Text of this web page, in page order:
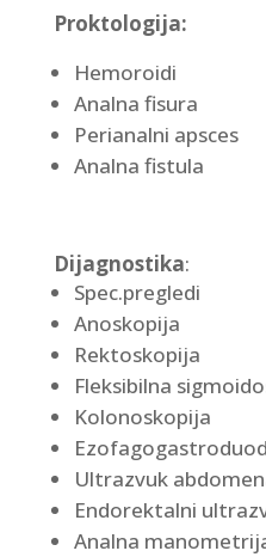
Proktologija:
Hemoroidi
Analna fisura
Perianalni apsces
Analna fistula
Dijagnostika:
Spec.pregledi
Anoskopija
Rektoskopija
Fleksibilna
Kolonoskopija
Ultrazvuk
Endorektalni
Analna